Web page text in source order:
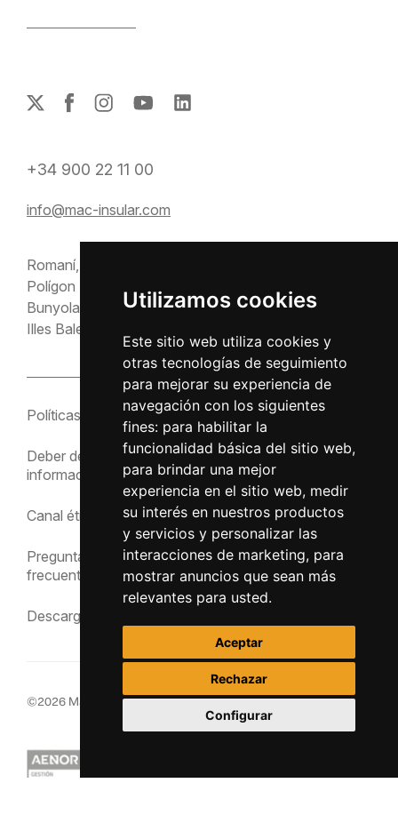
Utilizamos cookies
Este sitio web utiliza cookies y
otras tecnologías de seguimiento
para mejorar su experiencia de
navegación con los siguientes
fines: para habilitar la
funcionalidad básica del sitio web,
para brindar una mejor
experiencia en el sitio web, medir
su interés en nuestros productos
y servicios y personalizar las
interacciones de marketing, para
mostrar anuncios que sean más
relevantes para usted.
Aceptar
Rechazar
Configurar
+34 900 22 11 00
info@mac-insular.com
Romaní, 2
Polígon Ses Veles
Bunyola 07193
Illes Balears
Políticas
Deber de
información
Canal ético
Preguntas
frecuentes
Descargas
Configuración de
cookies
Política de cookies
Política de privacidad
Aviso Legal
©2026 MacInsular.Derechos reservados.